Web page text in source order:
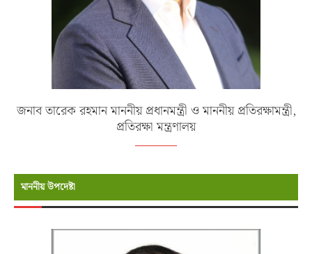
জনাব তারেক রহমান মাননীয় প্রধানমন্ত্রী ও মাননীয় প্রতিরক্ষামন্ত্রী,
প্রতিরক্ষা মন্ত্রণালয়
মাননীয় উপদেষ্টা